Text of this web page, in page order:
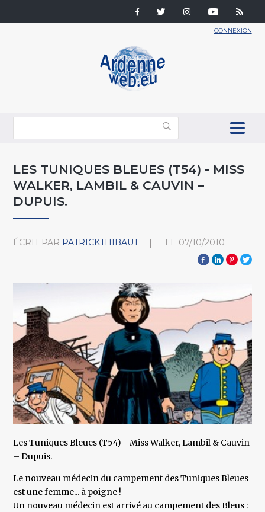
CONNEXION
LES TUNIQUES BLEUES (T54) - MISS
WALKER, LAMBIL & CAUVIN –
DUPUIS.
ÉCRIT PAR PATRICKTHIBAUT LE 07/10/2010
Les Tuniques Bleues (T54) - Miss Walker, Lambil & Cauvin
– Dupuis.
Le nouveau médecin du campement des Tuniques Bleues
est une femme... à poigne !
Un nouveau médecin est arrivé au campement des Bleus :